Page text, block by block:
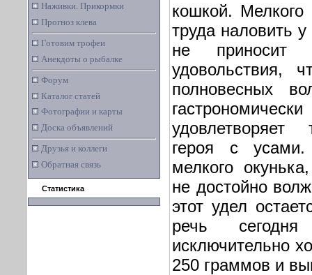
Наживки. Прикормки
Прогноз клева
Готовим трофеи
Анекдоты о рыбалке
Форум
Каталог статей
Фотографии и карты
Доска объявлений
Друзья и коллеги
Обратная связь
Статистика
кошкой. Мелкого
труда наловить
не
удовольствия,
полновесных
удовлетворяет
героя с
мелкого
не достойно
этот удел
речь
исключительно
250 граммов и